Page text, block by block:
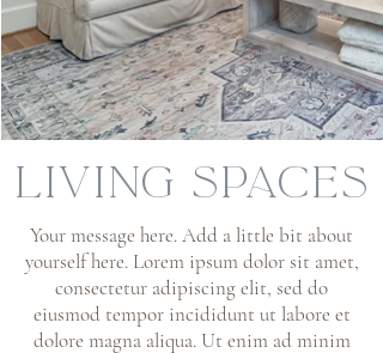
LIVING SPACES
​Your message here. Add a little bit about
yourself here. Lorem ipsum dolor sit amet,
consectetur adipiscing elit, sed do
eiusmod tempor incididunt ut labore et
dolore magna aliqua. Ut enim ad minim